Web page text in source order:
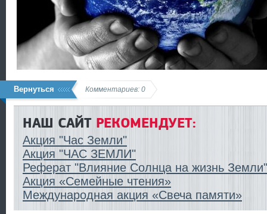
Вернуться Комментариев: 0
НАШ САЙТРЕКОМЕНДУЕТ:
Акция "Час Земли"
Акция "ЧАС ЗЕМЛИ"
Реферат "Влияние Солнца на жизнь Земли"
Акция «Семейные чтения»
Международная акция «Свеча памяти»